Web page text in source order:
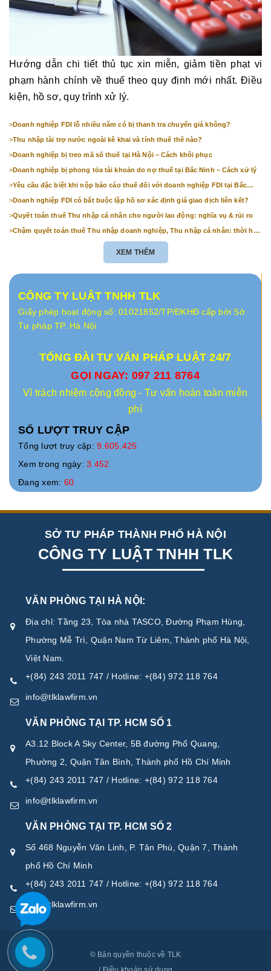
Hướng dẫn chi tiết thủ tục xin miễn, giảm tiền phạt vi
phạm hành chính về thuế theo quy định mới nhất. Điều
kiện, hồ sơ, quy trình xử lý.
>Doanh nghiệp FDI lỗ nhiều năm có bị thanh tra chuyển giá không?
>Thu nhập tài trợ nước ngoài kê khai và tính thuế thế nào?
>Doanh nghiệp bị treo mã số thuế tại Hà Nội – Cách khôi phục
>Doanh nghiệp bị phong tỏa tài khoản do nợ thuế tại Bắc Ninh – Cách xử lý
>Yêu cầu đặc biệt khi nộp báo cáo thuế đối với doanh nghiệp FDI tại Bắc
>Doanh nghiệp FDI có bắt buộc lập hồ sơ xác định giá giao dịch liên kết?
>Quyết toán thuế Thu nhập cá nhân cho người lao động: nghĩa vụ & rủi ro
>Chậm quyết toán thuế Thu nhập doanh nghiệp, Thu nhập cá nhân: thời hạn
XEM THÊM
CÔNG TY LUẬT TNHH TLK
Giấy phép hoạt động số: 01021852/TP/ĐKHĐ cấp bởi Sở
Tư pháp TP. Hà Nội
TỔNG ĐÀI TƯ VẤN PHÁP LUẬT 24/7
GỌI NGAY: 097 211 8764
Vì trách nhiệm cộng đồng - Tư vấn hoàn toàn miễn
phí
SỐ LƯỢT TRUY CẬP
Tổng lượt truy cập: 9.605.425
Xem trong ngày: 3.452
Đang xem: 60
SỞ TƯ PHÁP THÀNH PHỐ HÀ NỘI
CÔNG TY LUẬT TNHH TLK
VĂN PHÒNG TẠI HÀ NỘI:
Địa chỉ: Tầng 23, Tòa nhà TASCO, Đường Phạm Hùng,
Phường Mễ Trì, Quận Nam Từ Liêm, Thành phố Hà Nội,
Việt Nam.
+(84) 243 2011 747 / Hotline: +(84) 972 118 764
info@tlklawfirm.vn
VĂN PHÒNG TẠI TP. HCM SỐ 1
A3.12 Block A Sky Center, 5B đường Phổ Quang,
Phường 2, Quận Tân Bình, Thành phố Hồ Chí Minh
+(84) 243 2011 747 / Hotline: +(84) 972 118 764
info@tlklawfirm.vn
VĂN PHÒNG TẠI TP. HCM SỐ 2
Số 468 Nguyễn Văn Linh, P. Tân Phú, Quận 7, Thành
phố Hồ Chí Minh
+(84) 243 2011 747 / Hotline: +(84) 972 118 764
info@tlklawfirm.vn
© Bản quyền thuộc về TLK